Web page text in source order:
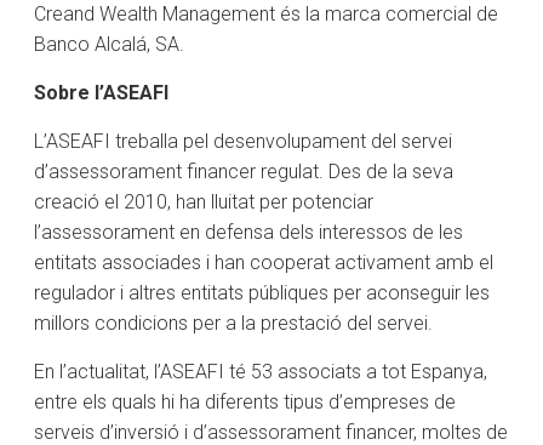
Creand Wealth Management és la marca comercial de
Banco Alcalá, SA.
Sobre l’ASEAFI
L’ASEAFI treballa pel desenvolupament del servei
d’assessorament financer regulat. Des de la seva
creació el 2010, han lluitat per potenciar
l’assessorament en defensa dels interessos de les
entitats associades i han cooperat activament amb el
regulador i altres entitats públiques per aconseguir les
millors condicions per a la prestació del servei.
En l’actualitat, l’ASEAFI té 53 associats a tot Espanya,
entre els quals hi ha diferents tipus d’empreses de
serveis d’inversió i d’assessorament financer, moltes de